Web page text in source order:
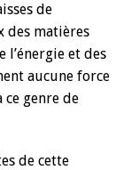
de
des matières
et des
aucune force
ce genre de
de cette